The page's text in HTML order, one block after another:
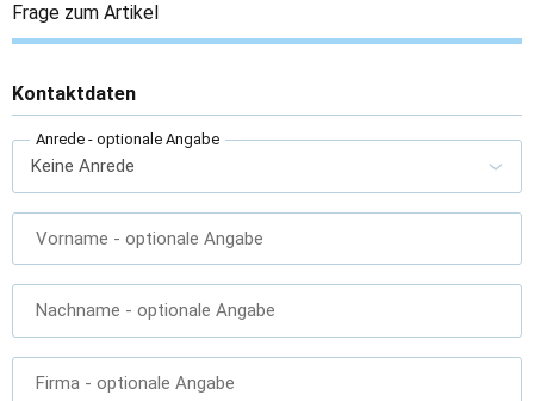
Frage zum Artikel
Kontaktdaten
Anrede - optionale Angabe
Vorname - optionale Angabe
Nachname - optionale Angabe
Firma - optionale Angabe